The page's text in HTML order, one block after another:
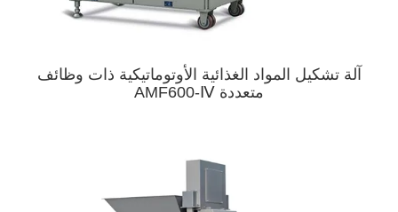
آلة تشكيل المواد الغذائية الأوتوماتيكية ذات وظائف
متعددة AMF600-Ⅳ